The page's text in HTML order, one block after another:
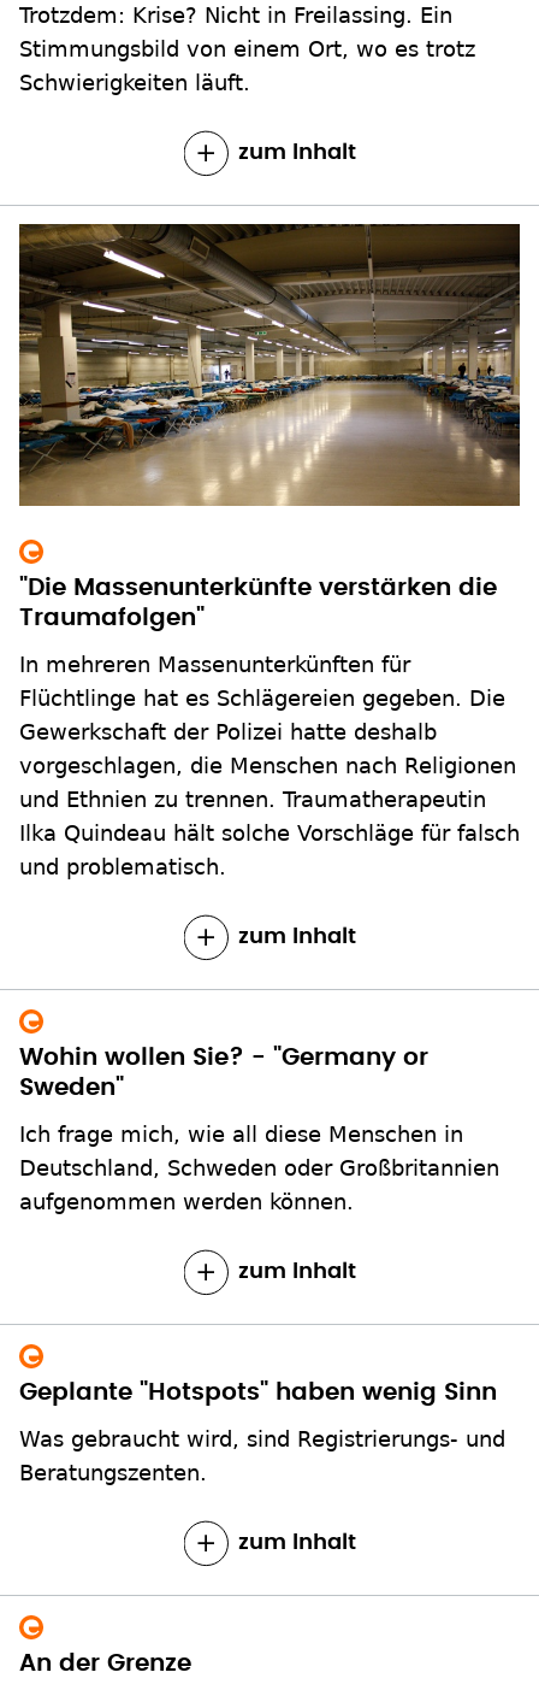
Trotzdem: Krise? Nicht in Freilassing. Ein
Stimmungsbild von einem Ort, wo es trotz
Schwierigkeiten läuft.
zum Inhalt
"Die Massenunterkünfte verstärken die
Traumafolgen"
In mehreren Massenunterkünften für
Flüchtlinge hat es Schlägereien gegeben. Die
Gewerkschaft der Polizei hatte deshalb
vorgeschlagen, die Menschen nach Religionen
und Ethnien zu trennen. Traumatherapeutin
Ilka Quindeau hält solche Vorschläge für falsch
und problematisch.
zum Inhalt
Wohin wollen Sie? - "Germany or
Sweden"
Ich frage mich, wie all diese Menschen in
Deutschland, Schweden oder Großbritannien
aufgenommen werden können.
zum Inhalt
Geplante "Hotspots" haben wenig Sinn
Was gebraucht wird, sind Registrierungs- und
Beratungszenten.
zum Inhalt
An der Grenze